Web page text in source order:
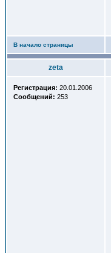
В начало страницы
zeta
Регистрация: 20.01.2006
Сообщений: 253